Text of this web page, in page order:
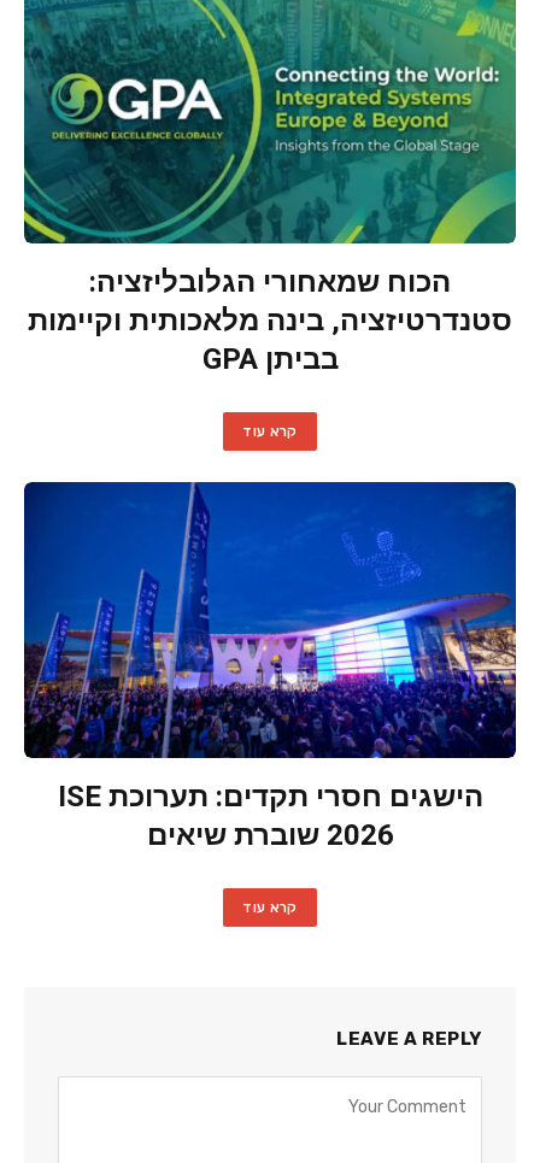
הכוח שמאחורי הגלובליזציה:
סטנדרטיזציה, בינה מלאכותית וקיימות
בביתן GPA
קרא עוד
הישגים חסרי תקדים: תערוכת ISE
2026 שוברת שיאים
קרא עוד
LEAVE A REPLY